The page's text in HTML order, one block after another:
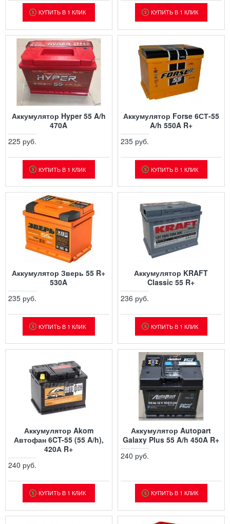
КУПИТЬ В 1 КЛИК КУПИТЬ В 1 КЛИК
Аккумулятор Hyper 55 A/h
470A
225 руб.
КУПИТЬ В 1 КЛИК
Аккумулятор Forse 6СТ-55
A/h 550A R+
235 руб.
КУПИТЬ В 1 КЛИК
Аккумулятор Зверь 55 R+
530A
235 руб.
КУПИТЬ В 1 КЛИК
Аккумулятор KRAFT
Classic 55 R+
236 руб.
КУПИТЬ В 1 КЛИК
Аккумулятор Akom
Автофан 6CT-55 (55 A/h),
420А R+
240 руб.
КУПИТЬ В 1 КЛИК
Аккумулятор Autopart
Galaxy Plus 55 A/h 450A R+
240 руб.
КУПИТЬ В 1 КЛИК